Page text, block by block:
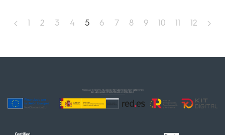
2 3 4 5 6 7 8 9 10 12